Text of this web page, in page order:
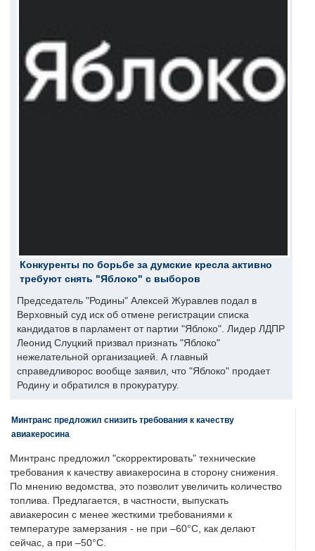
Конкуренты по борьбе за думские кресла активно
требуют снять "Яблоко" с выборов
Председатель "Родины" Алексей Журавлев подал в
Верховный суд иск об отмене регистрации списка
кандидатов в парламент от партии "Яблоко". Лидер ЛДПР
Леонид Слуцкий призвал признать "Яблоко"
нежелательной организацией. А главный
справедливорос вообще заявил, что "Яблоко" продает
Родину и обратился в прокуратуру.
Минтранс предложил снизить требования к качеству
авиакеросина
Минтранс предложил "скорректировать" технические
требования к качеству авиакеросина в сторону снижения.
По мнению ведомства, это позволит увеличить количество
топлива. Предлагается, в частности, выпускать
авиакеросин с менее жесткими требованиями к
температуре замерзания - не при –60°C, как делают
сейчас, а при –50°C.